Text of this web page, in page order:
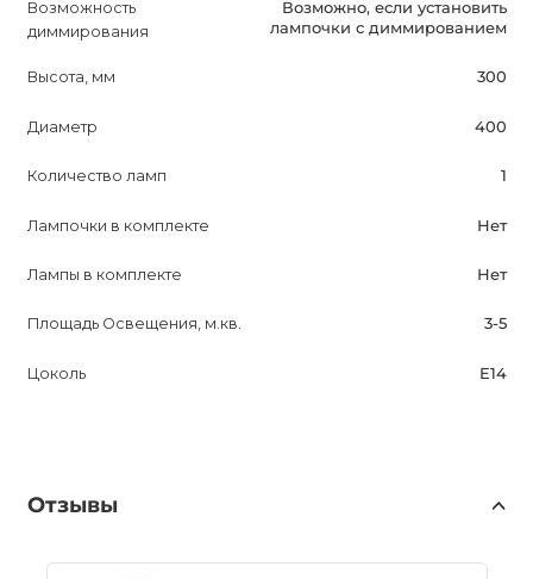
Возможность
диммирования
Возможно, если установить
лампочки с диммированием
Высота, мм 300
Диаметр 400
Количество ламп 1
Лампочки в комплекте Нет
Лампы в комплекте Нет
Площадь Освещения, м.кв. 3-5
Цоколь E14
Отзывы